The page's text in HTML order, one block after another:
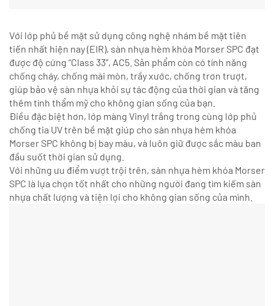
Với lớp phủ bề mặt sử dụng công nghệ nhám bề mặt tiên
tiến nhất hiện nay (EIR), sàn nhựa hèm khóa Morser SPC đạt
được độ cứng “Class 33”, AC5. Sản phẩm còn có tính năng
chống cháy, chống mài mòn, trầy xước, chống trơn trượt,
giúp bảo vệ sàn nhựa khỏi sự tác động của thời gian và tăng
thêm tính thẩm mỹ cho không gian sống của bạn.
Điều đặc biệt hơn, lớp màng Vinyl trắng trong cùng lớp phủ
chống tia UV trên bề mặt giúp cho sàn nhựa hèm khóa
Morser SPC không bị bay màu, và luôn giữ được sắc màu ban
đầu suốt thời gian sử dụng.
Với những ưu điểm vượt trội trên, sàn nhựa hèm khóa Morser
SPC là lựa chọn tốt nhất cho những người đang tìm kiếm sàn
nhựa chất lượng và tiện lợi cho không gian sống của mình.